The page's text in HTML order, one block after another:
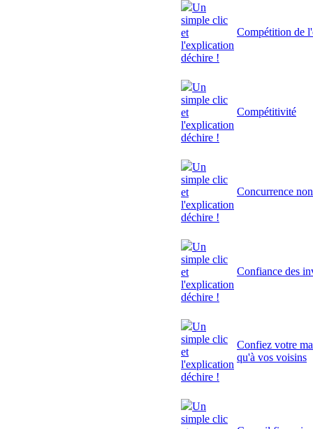
Un
simple clic
et
l'explication
déchire !
Compétition de
Un
simple clic
et
l'explication
déchire !
Compétitivité
Un
simple clic
et
l'explication
déchire !
Concurrence
Un
simple clic
et
l'explication
déchire !
Confiance des
Un
simple clic
et
l'explication
déchire !
Confiez votre
qu'à vos voisins
Un
simple clic